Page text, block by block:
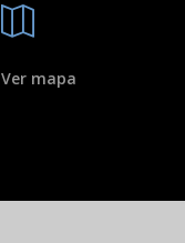
Ver mapa